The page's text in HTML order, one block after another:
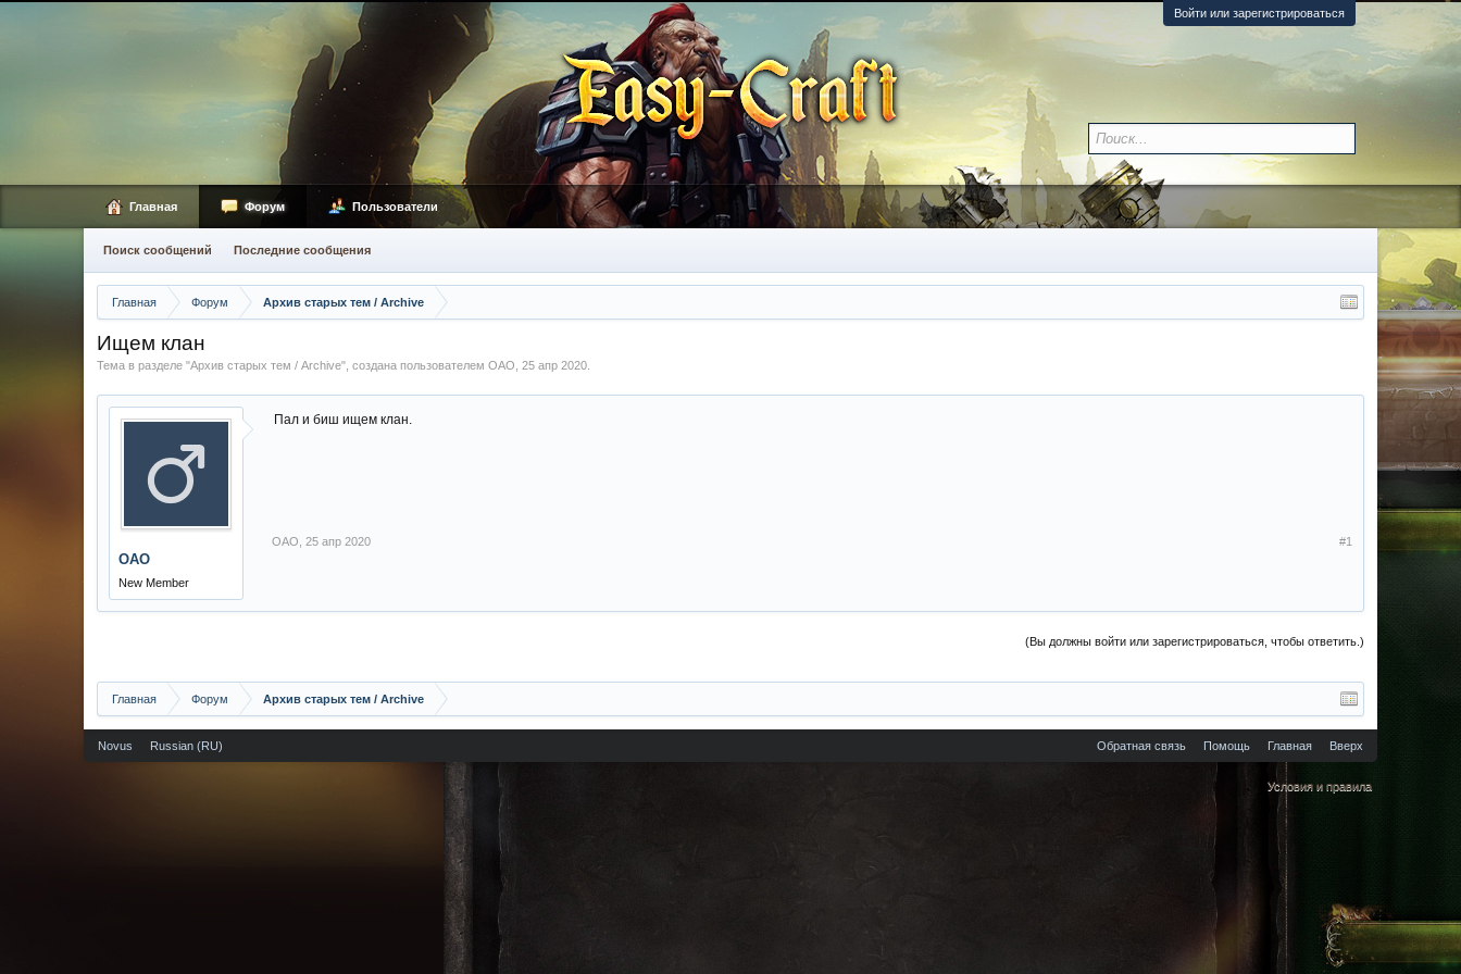
Войти или зарегистрироваться
Главная Форум Архив старых тем / Archive
Ищем клан
Тема в разделе "Архив старых тем / Archive", создана пользователем ОАО 25 апр 2020
ОАО
New Member
Пал и биш ищем клан.
ОАО 25 апр 2020 #1
(Вы должны войти или зарегистрироваться, чтобы ответить.)
Главная Форум Архив старых тем / Archive
Главная Форум
Поиск сообщений Последние сообщения
Пользователи
Novus Russian (RU) Обратная связь Помощь Главная Вверх
Условия и правила